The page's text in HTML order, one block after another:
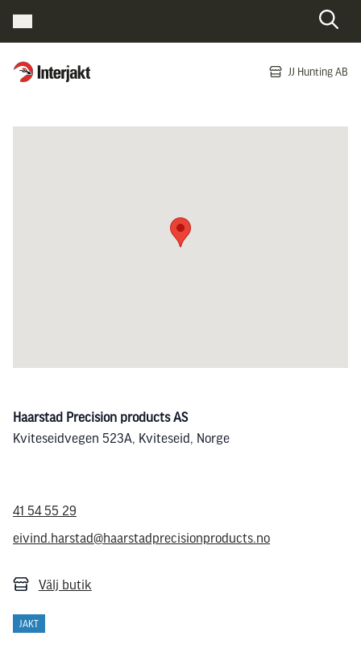
Interjakt SE JJ Hunting AB
Haarstad Precision products AS
Kviteseidvegen 523A, Kviteseid, Norge
41 54 55 29
eivind.harstad@haarstadprecisionproducts.no
Välj butik
JAKT